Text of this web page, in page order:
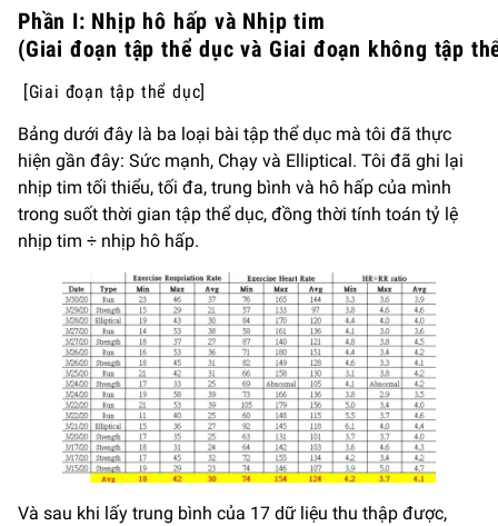
Phần I: Nhịp hô hấp và Nhịp tim
(Giai đoạn tập thể dục và Giai đoạn không tập
[Giai đoạn tập thể dục]
Bảng dưới đây là ba loại bài tập thể dục mà tôi đã thực
hiện gần đây: Sức mạnh, Chạy và Elliptical. Tôi đã ghi lại
nhịp tim tối thiểu, tối đa, trung bình và hô hấp của mình
trong suốt thời gian tập thể dục, đồng thời tính toán tỷ lệ
nhịp tim ÷ nhịp hô hấp.
Và sau khi lấy trung bình của 17 dữ liệu thu thập được,